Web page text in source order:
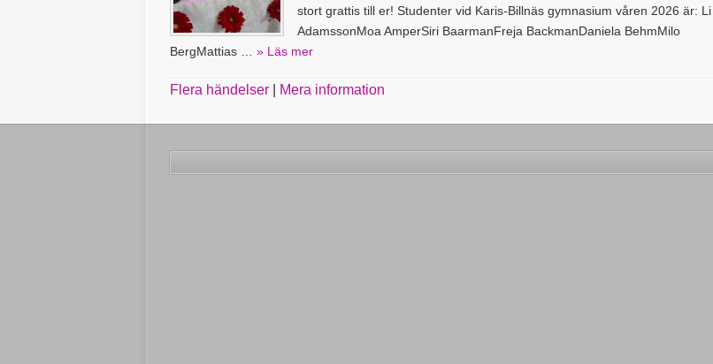
stort grattis till er! Studenter vid Karis-Billnäs gymnasium våren 2026 är: Li
AdamssonMoa AmperSiri BaarmanFreja BackmanDaniela BehmMilo
BergMattias … » Läs mer
Flera händelser Mera information